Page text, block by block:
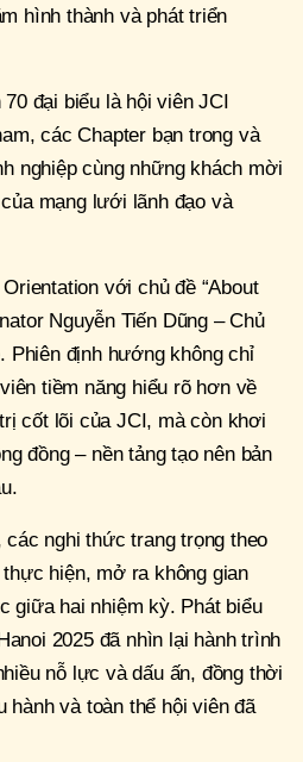
hình thành và phát triển
đại biểu là hội viên JCI
các Chapter bạn trong và
nghiệp cùng những khách mời
mạng lưới lãnh đạo và
với chủ đề “About
Nguyễn Tiến Dũng – Chủ
Phiên định hướng không chỉ
tiềm năng hiểu rõ hơn về
cốt lõi của JCI, mà còn khơi
đồng – nền tảng tạo nên bản
nghi thức trang trọng theo
hiện, mở ra không gian
giữa hai nhiệm kỳ. Phát biểu
2025 đã nhìn lại hành trình
nỗ lực và dấu ấn, đồng thời
và toàn thể hội viên đã